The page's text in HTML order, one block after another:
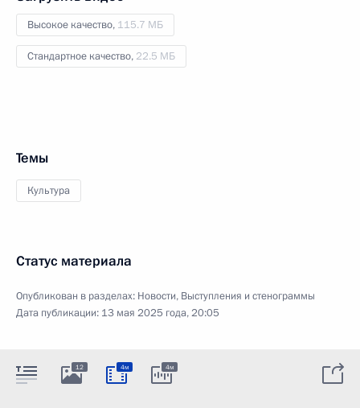
Высокое качество, 115.7 МБ
Стандартное качество, 22.5 МБ
Темы
Культура
Статус материала
Опубликован в разделах: Новости, Выступления и стенограммы
Дата публикации: 13 мая 2025 года, 20:05
12 4м 4м